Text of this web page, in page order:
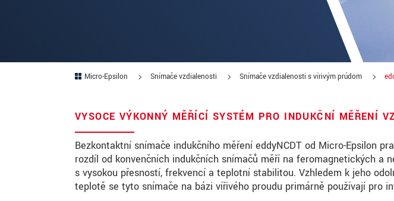
Micro-Epsilon Snímače vzdialenosti Snímače vzdialenosti s vírivým prúdom
VYSOCE VÝKONNÝ MĚŘÍCÍ SYSTÉM PRO INDUKČNÍ MĚŘENÍ
Bezkontaktní snímače indukčního měření eddyNCDT od Micro-Epsilon
rozdíl od konvenčních indukčních snímačů měří na feromagnetických a
s vysokou přesností, frekvencí a teplotní stabilitou. Vzhledem k jeho
teplotě se tyto snímače na bázi vířivého proudu primárně používají pro
Ulica
Mesto *
Krajina *
Telefon